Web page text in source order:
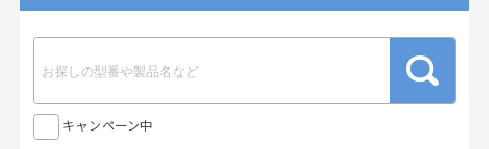
キャンペーン中